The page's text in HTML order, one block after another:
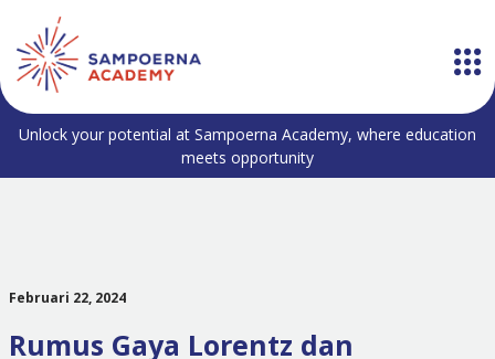
Unlock your potential at Sampoerna Academy, where education
meets opportunity
Februari 22, 2024
Rumus Gaya Lorentz dan